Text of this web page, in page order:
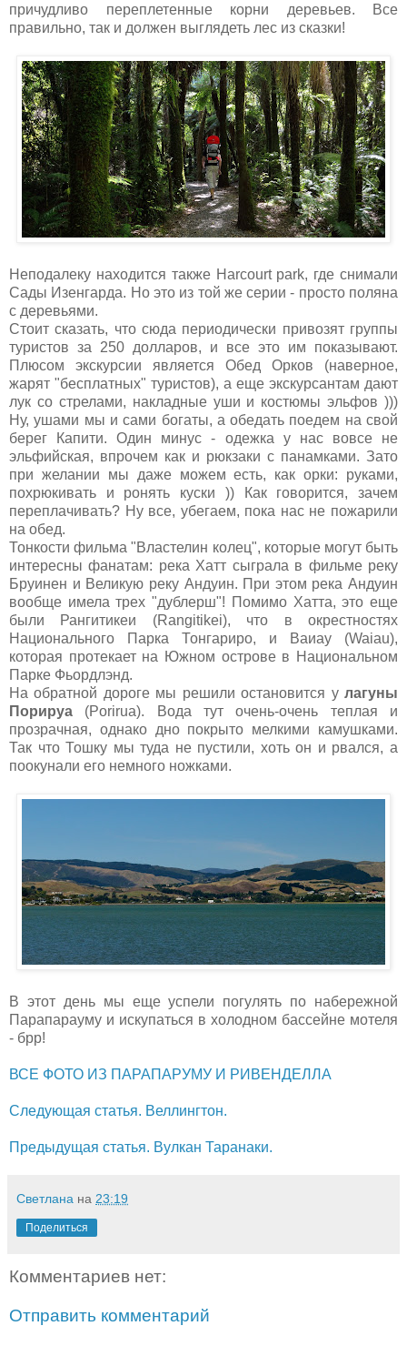
причудливо переплетенные корни деревьев. Все
правильно, так и должен выглядеть лес из сказки!
Неподалеку находится также Harcourt park, где снимали
Сады Изенгарда. Но это из той же серии - просто поляна
с деревьями.
Стоит сказать, что сюда периодически привозят группы
туристов за 250 долларов, и все это им показывают.
Плюсом экскурсии является Обед Орков (наверное,
жарят "бесплатных" туристов), а еще экскурсантам дают
лук со стрелами, накладные уши и костюмы эльфов )))
Ну, ушами мы и сами богаты, а обедать поедем на свой
берег Капити. Один минус - одежка у нас вовсе не
эльфийская, впрочем как и рюкзаки с панамками. Зато
при желании мы даже можем есть, как орки: руками,
похрюкивать и ронять куски )) Как говорится, зачем
переплачивать? Ну все, убегаем, пока нас не пожарили
на обед.
Тонкости фильма "Властелин колец", которые могут быть
интересны фанатам: река Хатт сыграла в фильме реку
Бруинен и Великую реку Андуин. При этом река Андуин
вообще имела трех "дублерш"! Помимо Хатта, это еще
были Рангитикеи (Rangitikei), что в окрестностях
Национального Парка Тонгариро, и Ваиау (Waiau),
которая протекает на Южном острове в Национальном
Парке Фьордлэнд.
На обратной дороге мы решили остановится у лагуны
Порируа (Porirua). Вода тут очень-очень теплая и
прозрачная, однако дно покрыто мелкими камушками.
Так что Тошку мы туда не пустили, хоть он и рвался, а
поокунали его немного ножками.
В этот день мы еще успели погулять по набережной
Парапарауму и искупаться в холодном бассейне мотеля
- брр!
ВСЕ ФОТО ИЗ ПАРАПАРУМУ И РИВЕНДЕЛЛА
Следующая статья. Веллингтон.
Предыдущая статья. Вулкан Таранаки.
Светлана на 23:19
Поделиться
Комментариев нет:
Отправить комментарий